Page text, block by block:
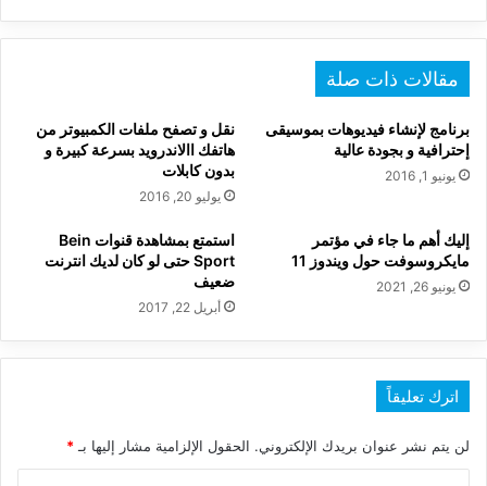
مقالات ذات صلة
برنامج لإنشاء فيديوهات بموسيقى
إحترافية و بجودة عالية
يونيو 1, 2016
نقل و تصفح ملفات الكمبيوتر من
هاتفك االاندرويد بسرعة كبيرة و
بدون كابلات
يوليو 20, 2016
إليك أهم ما جاء في مؤتمر
مايكروسوفت حول ويندوز 11
يونيو 26, 2021
استمتع بمشاهدة قنوات Bein
Sport حتى لو كان لديك انترنت
ضعيف
أبريل 22, 2017
اترك تعليقاً
لن يتم نشر عنوان بريدك الإلكتروني. الحقول الإلزامية مشار إليها بـ *